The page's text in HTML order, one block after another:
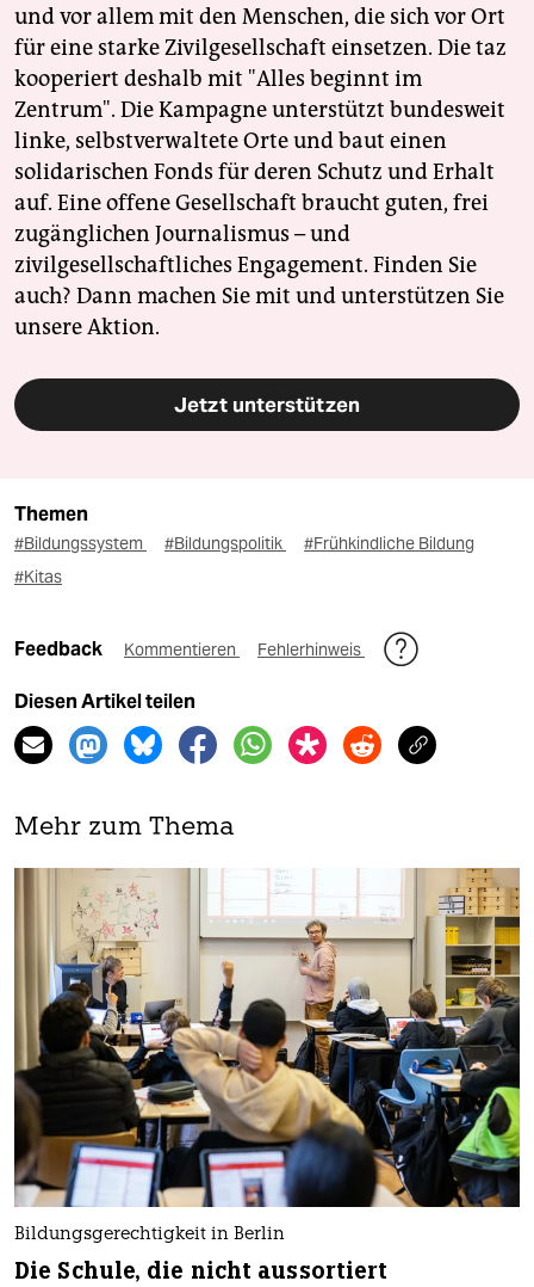
und vor allem mit den Menschen, die sich vor Ort
für eine starke Zivilgesellschaft einsetzen. Die taz
kooperiert deshalb mit "Alles beginnt im
Zentrum". Die Kampagne unterstützt bundesweit
linke, selbstverwaltete Orte und baut einen
solidarischen Fonds für deren Schutz und Erhalt
auf. Eine offene Gesellschaft braucht guten, frei
zugänglichen Journalismus – und
zivilgesellschaftliches Engagement. Finden Sie
auch? Dann machen Sie mit und unterstützen Sie
unsere Aktion.
Jetzt unterstützen
Themen
#Bildungssystem #Bildungspolitik
#Frühkindliche Bildung
#Kitas
Feedback Kommentieren Fehlerhinweis
Diesen Artikel teilen
Mehr zum Thema
Bildungsgerechtigkeit in Berlin
Die Schule, die nicht aussortiert